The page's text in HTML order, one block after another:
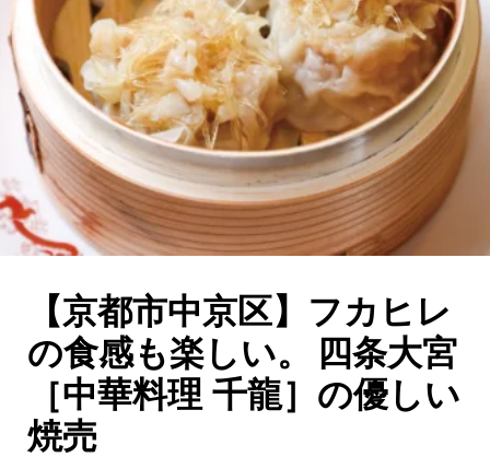
カテゴリーから探す
SPECIAL
NEW OPEN
SERIES
CULTURE
ABOUT US
Instagram
チケットプレゼント応募
【京都市中京区】フカヒレ
の食感も楽しい。 四条大宮
［中華料理 千龍］の優しい
焼売